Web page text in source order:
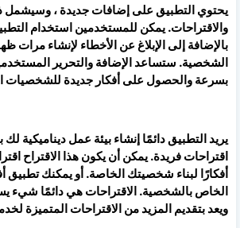
يحتوي التطبيق على إضافات جديدة ، وسيشمل
والاقتراحات. يمكن للمستخدمين استخدام
بالإضافة إلى الإبلاغ عن الأخطاء لإنشاء مرات
الشخصية. ستساعد الإضافة والتحرير
بسرعة والحصول على أفكار جديدة للشخصيات
يريد التطبيق دائمًا إنشاء بيئة عمل ديناميكية
اقتراحات فريدة. يمكن أن يكون هذا الاقتراح
أفكارًا لبناء شخصيتك الخاصة. أو يمكنك تطبيق
الخاص بالشخصية. الاقتراحات هي دائمًا شيء
ويعد بتقديم المزيد من الاقتراحات المتميزة